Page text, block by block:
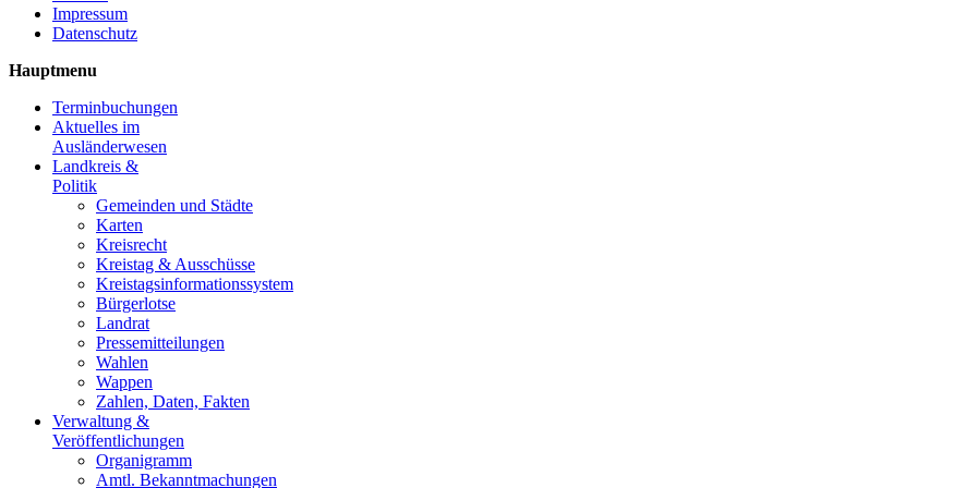
Impressum
Datenschutz
Hauptmenu
Terminbuchungen
Aktuelles im
Ausländerwesen
Landkreis &
Politik
Gemeinden und Städte
Karten
Kreisrecht
Kreistag & Ausschüsse
Kreistagsinformationssystem
Bürgerlotse
Landrat
Pressemitteilungen
Wahlen
Wappen
Zahlen, Daten, Fakten
Verwaltung &
Veröffentlichungen
Organigramm
Amtl. Bekanntmachungen